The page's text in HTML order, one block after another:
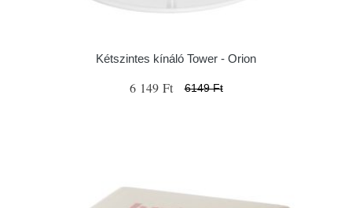
Kétszintes kínáló Tower - Orion
6 149 Ft 6149 Ft